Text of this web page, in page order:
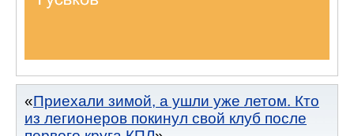
Приехали зимой, а ушли уже летом. Кто
из легионеров покинул свой клуб после